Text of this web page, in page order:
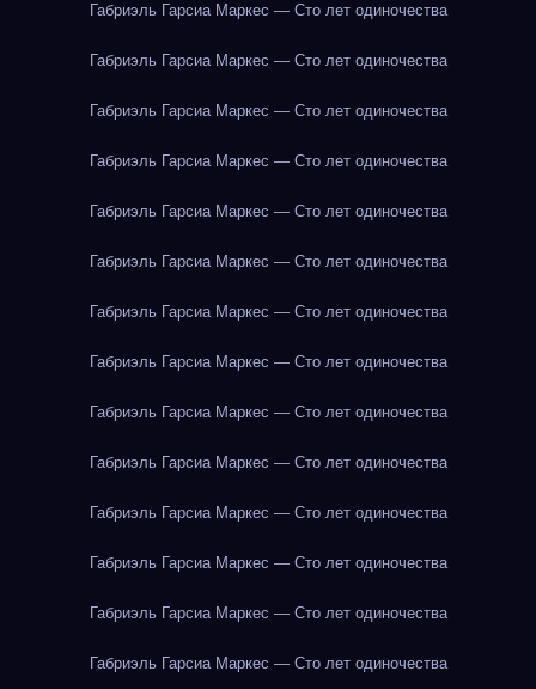
Габриэль Гарсиа Маркес — Сто лет одиночества
Габриэль Гарсиа Маркес — Сто лет одиночества
Габриэль Гарсиа Маркес — Сто лет одиночества
Габриэль Гарсиа Маркес — Сто лет одиночества
Габриэль Гарсиа Маркес — Сто лет одиночества
Габриэль Гарсиа Маркес — Сто лет одиночества
Габриэль Гарсиа Маркес — Сто лет одиночества
Габриэль Гарсиа Маркес — Сто лет одиночества
Габриэль Гарсиа Маркес — Сто лет одиночества
Габриэль Гарсиа Маркес — Сто лет одиночества
Габриэль Гарсиа Маркес — Сто лет одиночества
Габриэль Гарсиа Маркес — Сто лет одиночества
Габриэль Гарсиа Маркес — Сто лет одиночества
Габриэль Гарсиа Маркес — Сто лет одиночества